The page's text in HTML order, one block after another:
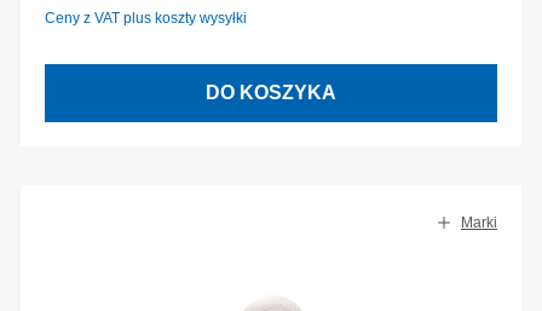
Ceny z VAT plus koszty wysyłki
DO KOSZYKA
Marki